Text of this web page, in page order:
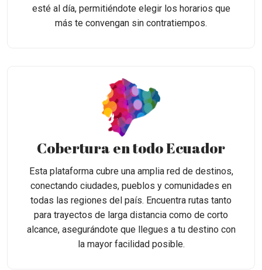
esté al día, permitiéndote elegir los horarios que
más te convengan sin contratiempos.
Cobertura en todo Ecuador
Esta plataforma cubre una amplia red de destinos,
conectando ciudades, pueblos y comunidades en
todas las regiones del país. Encuentra rutas tanto
para trayectos de larga distancia como de corto
alcance, asegurándote que llegues a tu destino con
la mayor facilidad posible.